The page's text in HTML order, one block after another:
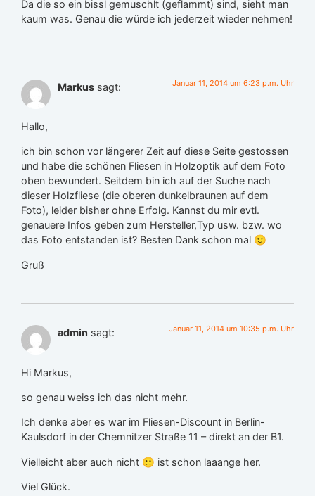
Da die so ein bissl gemuschlt (geflammt) sind, sieht man
kaum was. Genau die würde ich jederzeit wieder nehmen!
Markus sagt: Januar 11, 2014 um 6:23 p.m. Uhr
Hallo,
ich bin schon vor längerer Zeit auf diese Seite gestossen
und habe die schönen Fliesen in Holzoptik auf dem Foto
oben bewundert. Seitdem bin ich auf der Suche nach
dieser Holzfliese (die oberen dunkelbraunen auf dem
Foto), leider bisher ohne Erfolg. Kannst du mir evtl.
genauere Infos geben zum Hersteller,Typ usw. bzw. wo
das Foto entstanden ist? Besten Dank schon mal 🙂
Gruß
admin sagt: Januar 11, 2014 um 10:35 p.m. Uhr
Hi Markus,
so genau weiss ich das nicht mehr.
Ich denke aber es war im Fliesen-Discount in Berlin-
Kaulsdorf in der Chemnitzer Straße 11 – direkt an der B1.
Vielleicht aber auch nicht 🙁 ist schon laaange her.
Viel Glück.